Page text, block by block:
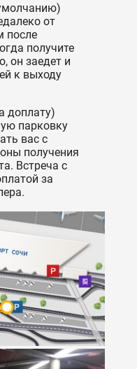
от
после
получите
он заедет и
к выходу
доплату)
парковку
вас с
получения
Встреча с
за